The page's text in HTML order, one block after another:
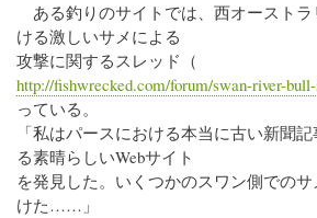
ある釣りのサイトでは、西オースト
ける激しいサメによる
攻撃に関するスレッド（
http://fishwrecked.com/forum/swan-river-
っている。
「私はパースにおける本当に古い新聞
る素晴らしいWebサイト
を発見した。いくつかのスワン側での
けた……」